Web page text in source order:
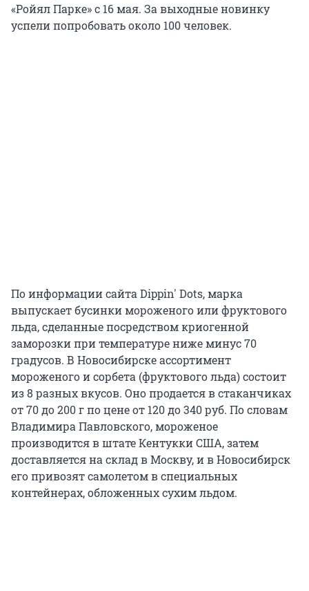
«Ройял Парке» с 16 мая. За выходные новинку
успели попробовать около 100 человек.
По информации сайта Dippin' Dots, марка
выпускает бусинки мороженого или фруктового
льда, сделанные посредством криогенной
заморозки при температуре ниже минус 70
градусов. В Новосибирске ассортимент
мороженого и сорбета (фруктового льда) состоит
из 8 разных вкусов. Оно продается в стаканчиках
от 70 до 200 г по цене от 120 до 340 руб. По словам
Владимира Павловского, мороженое
производится в штате Кентукки США, затем
доставляется на склад в Москву, и в Новосибирск
его привозят самолетом в специальных
контейнерах, обложенных сухим льдом.